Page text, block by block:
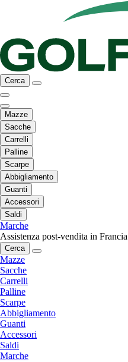
Cerca
Mazze
Sacche
Carrelli
Palline
Scarpe
Abbigliamento
Guanti
Accessori
Saldi
Marche
Assistenza post-vendita in Francia
Cerca
Mazze
Sacche
Carrelli
Palline
Scarpe
Abbigliamento
Guanti
Accessori
Saldi
Marche